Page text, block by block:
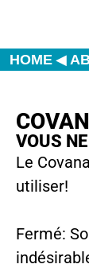
HOME ◀
VOUS
Le
utiliser!
Fermé: